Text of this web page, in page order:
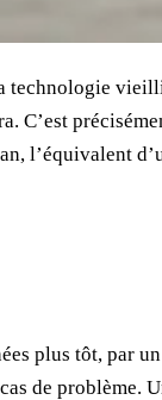
C’est
l’équivalent
plus tôt, par
de problème.